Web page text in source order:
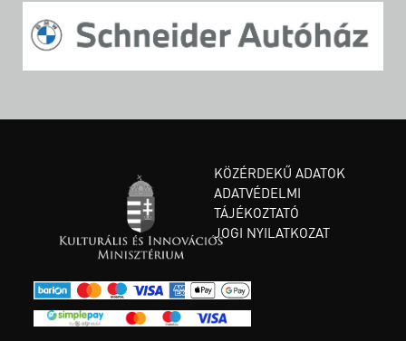
KÖZÉRDEKŰ ADATOK
ADATVÉDELMI
TÁJÉKOZTATÓ
JOGI NYILATKOZAT